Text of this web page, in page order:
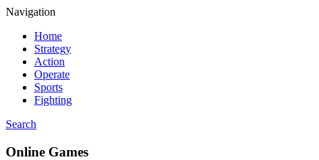
Navigation
Home
Strategy
Action
Operate
Sports
Fighting
Search
Online Games